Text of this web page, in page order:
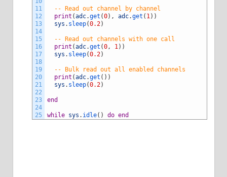
11
12
13
14
15
16
17
18
19
20
21
22
23
24
25
-- Read out channel by channel
print (adc.get (0) , adc.get ( 1) )
sys . sleep(0.2)
-- Read out channels with one call
print (adc.get (0, 1) )
sys . sleep(0.2)
-- Bulk read out all enabled channels
print (adc.get ( ) )
sys . sleep(0.2)
end
while sys . idle( ) do end